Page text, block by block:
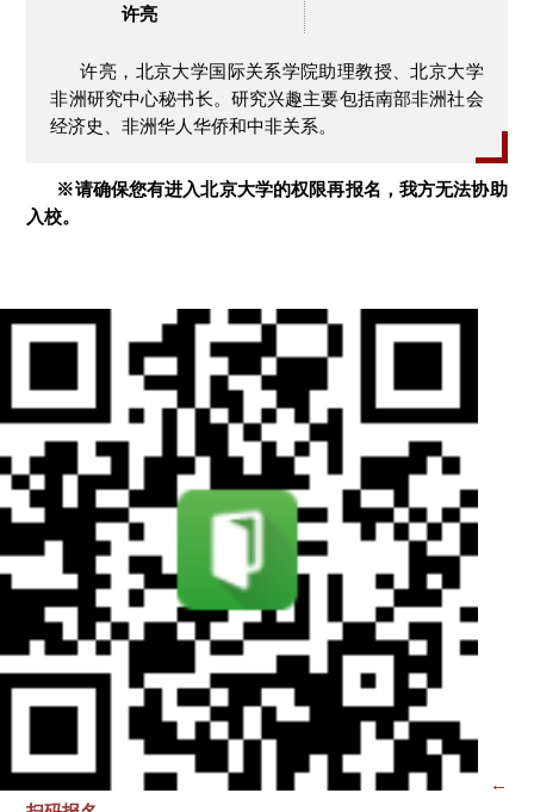
许亮
许亮，北京大学国际关系学院助理教授、北京大学
非洲研究中心秘书长。研究兴趣主要包括南部非洲社会
经济史、非洲华人华侨和中非关系。
※请确保您有进入北京大学的权限再报名，我方无法协助
入校。
←